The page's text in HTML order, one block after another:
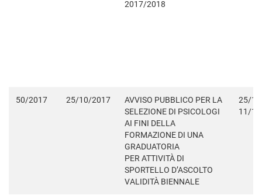
2017/2018
50/2017 25/10/2017
AVVISO PUBBLICO PER LA
SELEZIONE DI PSICOLOGI
AI FINI DELLA
FORMAZIONE DI UNA
GRADUATORIA
PER ATTIVITÀ DI
SPORTELLO D’ASCOLTO
VALIDITÀ BIENNALE
25/
11/